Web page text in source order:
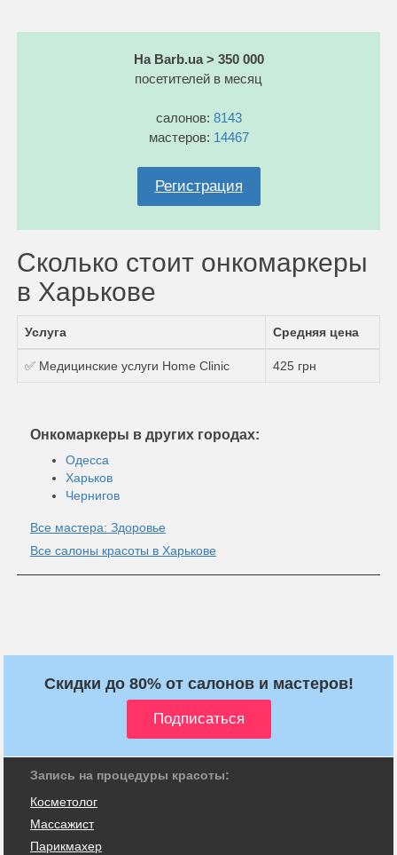
На Barb.ua > 350 000
посетителей в месяц
салонов: 8143
мастеров: 14467
Регистрация
Сколько стоит онкомаркеры
в Харькове
Услуга Средняя цена
✅ Медицинские услуги Home Clinic 425 грн
Онкомаркеры в других городах:
Одесса
Харьков
Чернигов
Все мастера: Здоровье
Все салоны красоты в Харькове
Скидки до 80% от салонов и мастеров!
Запись на процедуры красоты:
Косметолог
Массажист
Парикмахер